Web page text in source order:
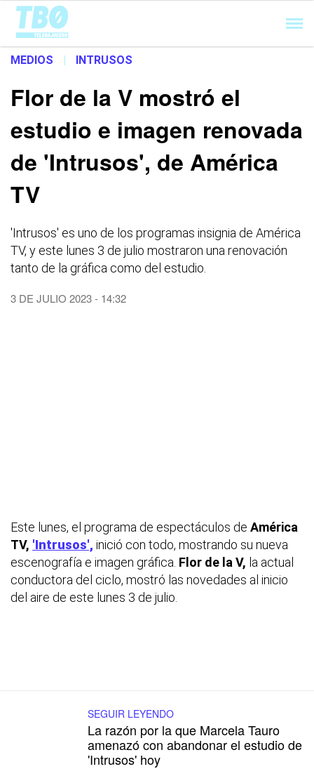
Cargando...
MEDIOS | INTRUSOS
Flor de la V mostró el
estudio e imagen renovada
de 'Intrusos', de América
TV
'Intrusos' es uno de los programas insignia de América
TV, y este lunes 3 de julio mostraron una renovación
tanto de la gráfica como del estudio.
3 DE JULIO 2023 - 14:32
Este lunes, el programa de espectáculos de América
TV, 'Intrusos', inició con todo, mostrando su nueva
escenografía e imagen gráfica. Flor de la V, la actual
conductora del ciclo, mostró las novedades al inicio
del aire de este lunes 3 de julio.
SEGUIR LEYENDO
La razón por la que Marcela Tauro
amenazó con abandonar el estudio de
'Intrusos' hoy